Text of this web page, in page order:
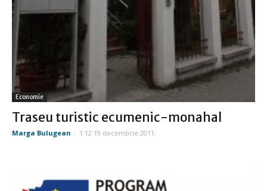
Economie
Traseu turistic ecumenic-monahal
Marga Bulugean - 1:12 19 decembrie 2011